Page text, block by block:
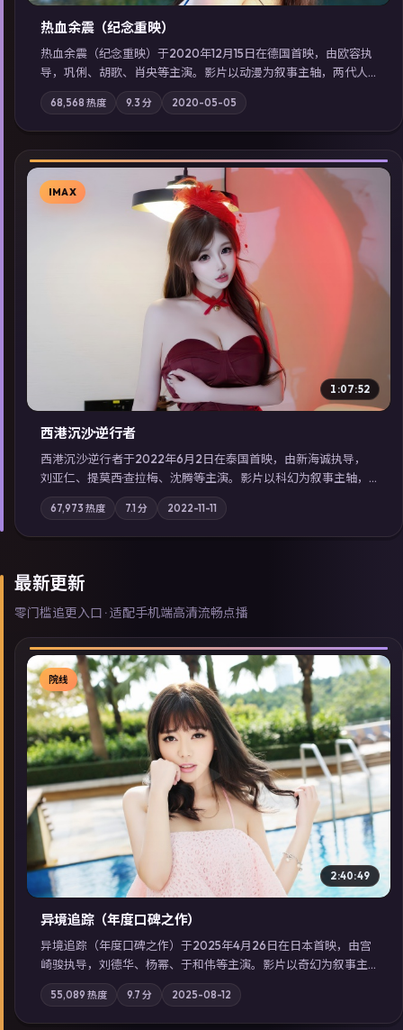
热血余震（纪念重映）
热血余震（纪念重映）于2020年12月15日在德国首映，由欧容执
导，巩俐、胡歌、肖央等主演。影片以动漫为叙事主轴，两代人
的执念在暴风雨夜正面相撞；摄影与配乐强化地域气质；站内亦
可通过「国产免费观看高清电视剧在线看」延展检索同类型高分
佳作，畅享高清在线追剧体验。
68,568 热度 9.3 分 2020-05-05
▶
IMAX
1:07:52
西港沉沙·逆行者
西港沉沙·逆行者于2022年6月2日在泰国首映，由新海诚执导，
刘亚仁、提莫西·查拉梅、沈腾等主演。影片以科幻为叙事主轴，
失踪人口档案牵出跨国灰色产业链；摄影与配乐强化地域气质；
站内亦可通过「国产免费观看高清电视剧在线看」延展检索同类
型高分佳作，畅享高清在线追剧体验。
67,973 热度 7.1分 2022-11-11
最新更新
零门槛追更入口 · 适配手机端高清流畅点播
▶
院线
2:40:49
异境追踪（年度口碑之作）
异境追踪（年度口碑之作）于2025年4月26日在日本首映，由宫
崎骏执导，刘德华、杨幂、于和伟等主演。影片以奇幻为叙事主
轴，旧案重提，真相与谎言在同一条时间线上交锋；摄影与配乐
强化地域气质；站内亦可通过「国产免费观看高清电视剧在线
看」延展检索同类型高分佳作，畅享高清在线追剧体验。
55,089 热度 9.7 分 2025-08-12